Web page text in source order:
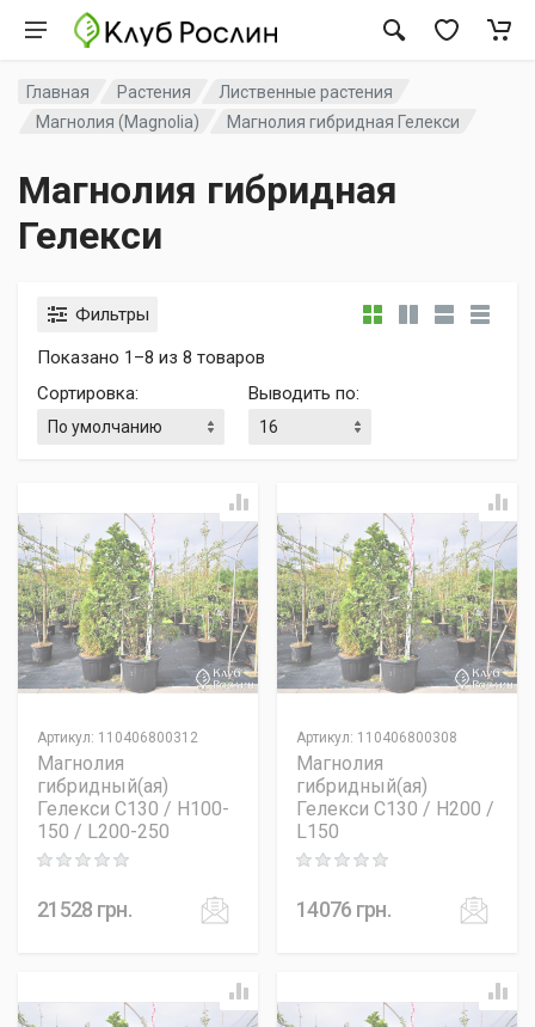
Главная Растения
Лиственные растения
Магнолия (Magnolia)
Магнолия гибридная Гелекси
Магнолия гибридная
Гелекси
Фильтры
Показано 1–8 из 8 товаров
Сортировка: Выводить по:
Артикул: 110406800312
Магнолия
гибридный(ая)
Гелекси C130 / H100-
150 / L200-250
Rating: 0 out of 5
21528 грн.
Артикул: 110406800308
Магнолия
гибридный(ая)
Гелекси C130 / H200 /
L150
Rating: 0 out of 5
14076 грн.